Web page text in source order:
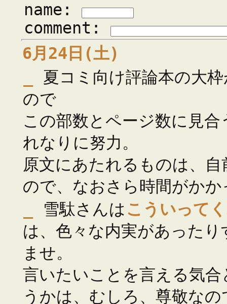
name:
comment:
6月24日(土)
夏コミ向け評論本の大
ので
この部数とページ数に見
れなりに努力。
原文にあたれるものは、
ので、なおさら時間がか
雪駄さんは こういって
は、色々な内実があった
ませ。
言いたいことを言える気
うかは、むしろ、尊敬な